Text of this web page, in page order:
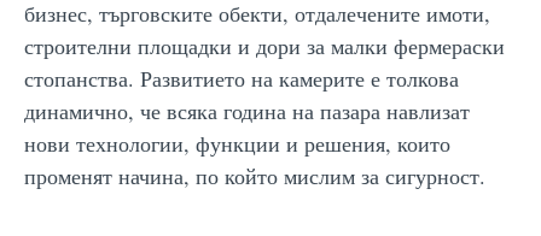
бизнес, търговските обекти, отдалечените имоти,
строителни площадки и дори за малки фермераски
стопанства. Развитието на камерите е толкова
динамично, че всяка година на пазара навлизат
нови технологии, функции и решения, които
променят начина, по който мислим за сигурност.